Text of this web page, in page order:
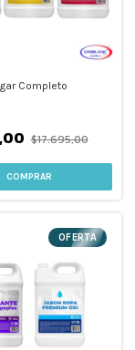
Completo
$17.695,00
COMPRAR
OFERTA